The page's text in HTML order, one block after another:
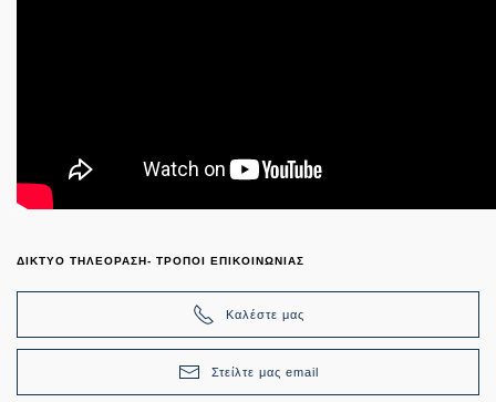
ΔΙΚΤΥΟ ΤΗΛΕΟΡΑΣΗ- ΤΡΟΠΟΙ ΕΠΙΚΟΙΝΩΝΙΑΣ
Καλέστε μας
Στείλτε μας email